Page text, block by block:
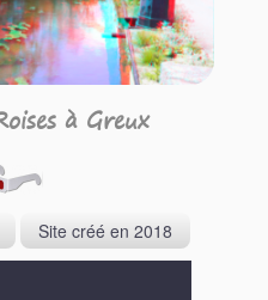
à Greux
Site créé en 2018